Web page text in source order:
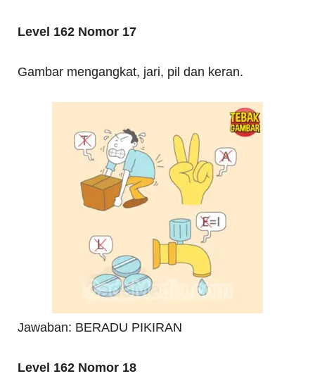
Level 162 Nomor 17
Gambar mengangkat, jari, pil dan keran.
Jawaban: BERADU PIKIRAN
Level 162 Nomor 18